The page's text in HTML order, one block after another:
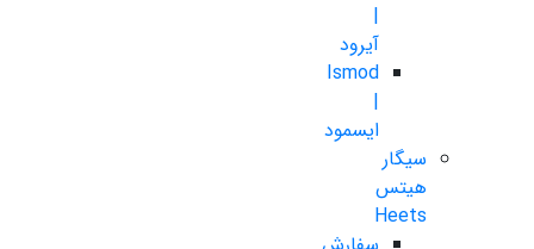
|
آیرود
Ismod
|
ایسمود
سیگار
هیتس
Heets